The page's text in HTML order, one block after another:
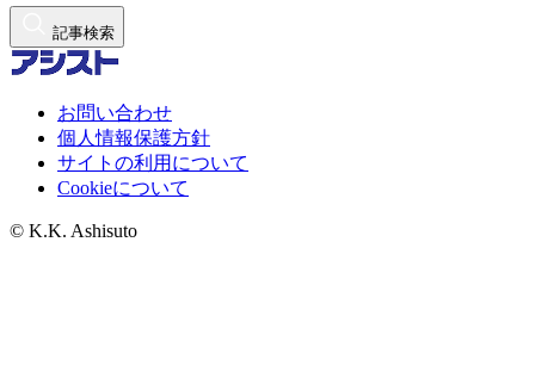
記事検索
お問い合わせ
個人情報保護方針
サイトの利用について
Cookieについて
© K.K. Ashisuto